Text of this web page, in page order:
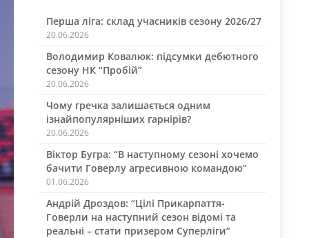
Перша ліга: склад учасників сезону 2026/27
20.06.2026
Володимир Ковалюк: підсумки дебютного
сезону НК “Пробій”
20.06.2026
Чому гречка залишається одним
ізнайпопулярніших гарнірів?
20.06.2026
Віктор Бугра: “В наступному сезоні хочемо
бачити Говерлу агресивною командою”
01.06.2026
Андрій Дроздов: “Цілі Прикарпаття-
Говерли на наступний сезон відомі та
реальні – стати призером Суперліги”